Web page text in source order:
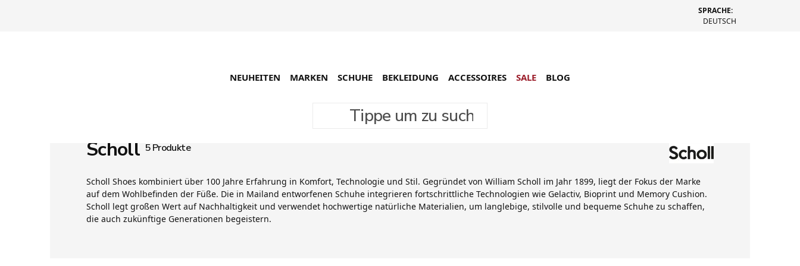
SPRACHE:
DEUTSCH
Tippe um zu suchen
NEUHEITEN MARKEN SCHUHE BEKLEIDUNG ACCESSOIRES SALE BLOG
Scholl 5 Produkte
Scholl Shoes kombiniert über 100 Jahre Erfahrung in Komfort, Technologie und Stil. Gegründet von William Scholl im Jahr 1899, liegt der Fokus der Marke
auf dem Wohlbefinden der Füße. Die in Mailand entworfenen Schuhe integrieren fortschrittliche Technologien wie Gelactiv, Bioprint und Memory Cushion.
Scholl legt großen Wert auf Nachhaltigkeit und verwendet hochwertige natürliche Materialien, um langlebige, stilvolle und bequeme Schuhe zu schaffen,
die auch zukünftige Generationen begeistern.